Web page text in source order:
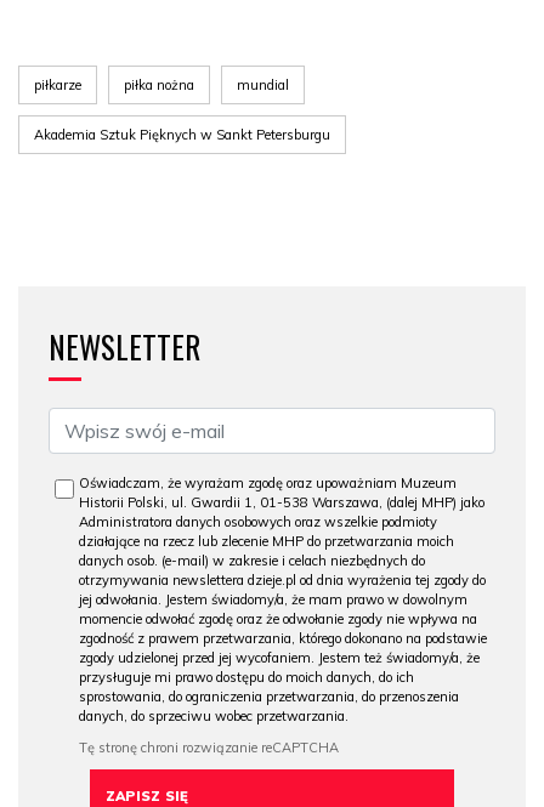
piłkarze piłka nożna mundial
Akademia Sztuk Pięknych w Sankt Petersburgu
NEWSLETTER
Oświadczam, że wyrażam zgodę oraz upoważniam Muzeum
Historii Polski, ul. Gwardii 1, 01-538 Warszawa, (dalej MHP) jako
Administratora danych osobowych oraz wszelkie podmioty
działające na rzecz lub zlecenie MHP do przetwarzania moich
danych osob. (e-mail) w zakresie i celach niezbędnych do
otrzymywania newslettera dzieje.pl od dnia wyrażenia tej zgody do
jej odwołania. Jestem świadomy/a, że mam prawo w dowolnym
momencie odwołać zgodę oraz że odwołanie zgody nie wpływa na
zgodność z prawem przetwarzania, którego dokonano na podstawie
zgody udzielonej przed jej wycofaniem. Jestem też świadomy/a, że
przysługuje mi prawo dostępu do moich danych, do ich
sprostowania, do ograniczenia przetwarzania, do przenoszenia
danych, do sprzeciwu wobec przetwarzania.